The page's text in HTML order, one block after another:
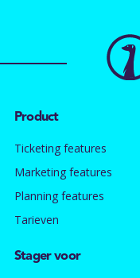
Product
Ticketing features
Marketing features
Planning features
Tarieven
Stager voor